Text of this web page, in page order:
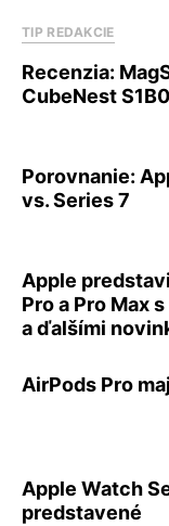
TIP REDAKCIE
Recenzia:
CubeNest S1B0
Porovnanie:
vs. Series 7
Apple
Pro a Pro Max
a ďalšími
AirPods Pro
Apple Watch
predstavené